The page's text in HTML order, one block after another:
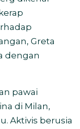
Greta
dengan
pawai
di Milan,
Aktivis berusia